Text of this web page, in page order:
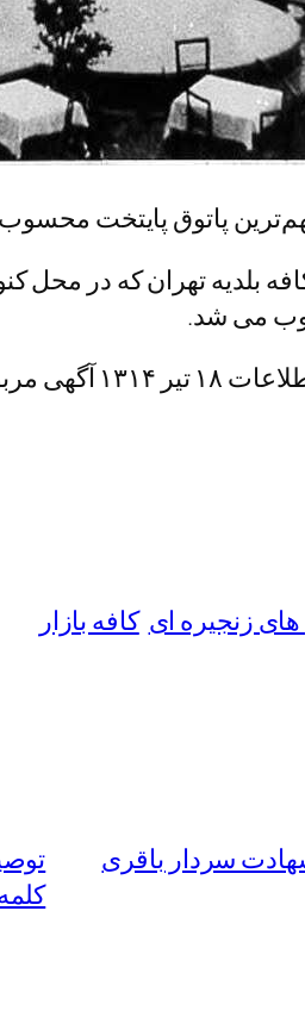
می شد.
زنجیره ای کافه بازار
سردار باقری